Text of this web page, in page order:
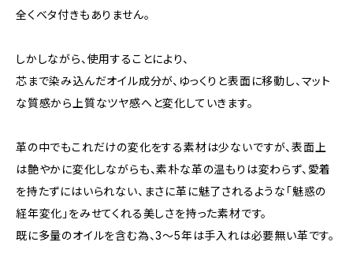
全くベタ付きもありません。
しかしながら、使用することにより、
芯まで染み込んだオイル成分が、ゆっくりと表面に移動し、マット
な質感から上質なツヤ感へと変化していきます。
革の中でもこれだけの変化をする素材は少ないですが、表面上
は艶やかに変化しながらも、素朴な革の温もりは変わらず、愛着
を持たずにはいられない、まさに革に魅了されるような「魅惑の
経年変化」をみせてくれる美しさを持った素材です。
既に多量のオイルを含む為、3〜5年は手入れは必要無い革です。